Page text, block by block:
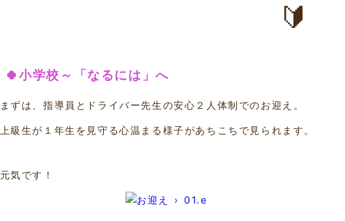
🔰
🍀小学校～「なるには」へ
まずは、指導員とドライバー先生の安心２人体制でのお迎え。
上級生が１年生を見守る心温まる様子があちこちで見られます。
元気です！